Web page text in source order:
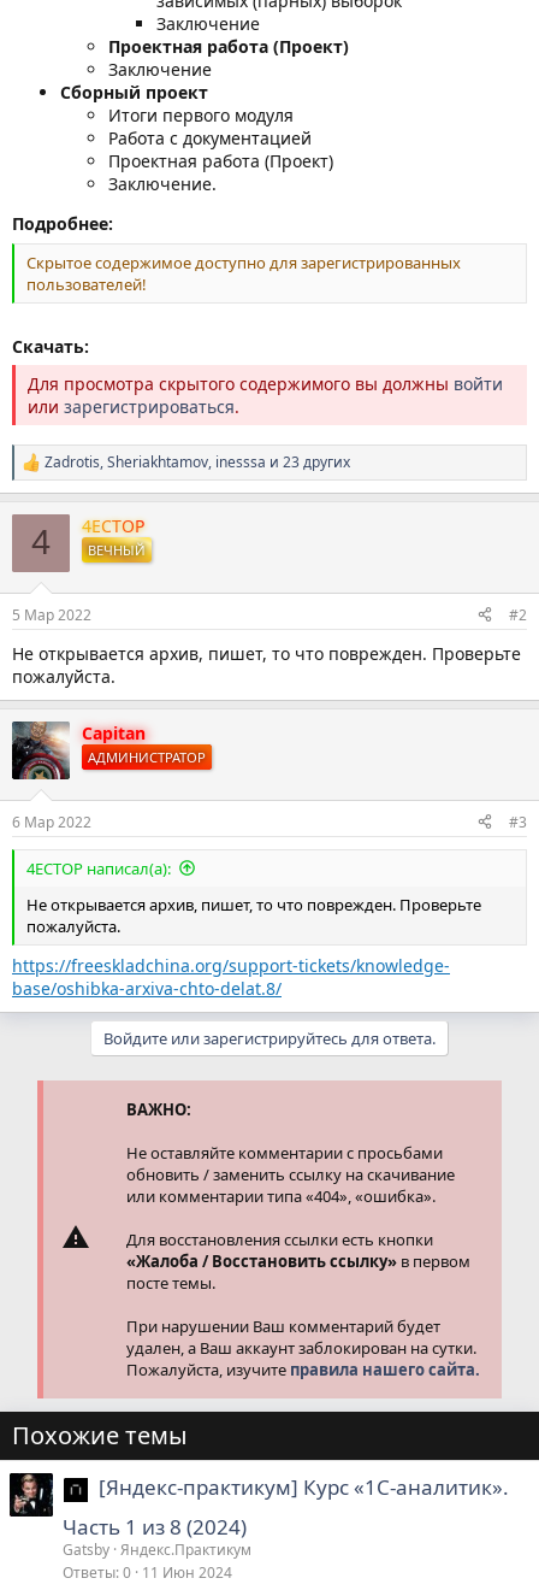
Заключение
Проектная работа (Проект)
Заключение
Сборный проект
Итоги первого модуля
Работа с документацией
Проектная работа (Проект)
Заключение.
Подробнее:
Скрытое содержимое доступно для зарегистрированных
пользователей!
Скачать:
Для просмотра скрытого содержимого вы должны войти
или зарегистрироваться.
Р
е
Zadrotis,Sheriakhtamov, inesssa и 23 других
4 4ECTOP
ВЕЧНЫЙ
5 Мар 2022 #2
Не открывается архив, пишет, то что поврежден. Проверьте
пожалуйста.
Capitan
АДМИНИСТРАТОР
6 Мар 2022 #3
4ECTOP написал(а):
Не открывается архив, пишет, то что поврежден. Проверьте
пожалуйста.
https://freeskladchina.org/support-tickets/knowledge-
base/oshibka-arxiva-chto-delat.8/
Войдите или зарегистрируйтесь для ответа.
ВАЖНО:
Не оставляйте комментарии с просьбами
обновить / заменить ссылку на скачивание
или комментарии типа «404», «ошибка».
Для восстановления ссылки есть кнопки
«Жалоба / Восстановить ссылку» в первом
посте темы.
При нарушении Ваш комментарий будет
удален, а Ваш аккаунт заблокирован на сутки.
Пожалуйста, изучите правила нашего сайта.
Похожие темы
[Яндекс-практикум] Курс «1С‑аналитик».
Часть 1 из 8 (2024)
Gatsby Яндекс.Практикум
Ответы 0 11 Июн 2024